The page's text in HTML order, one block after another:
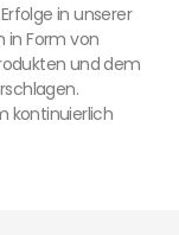
in unserer
in Form von
und dem
kontinuierlich